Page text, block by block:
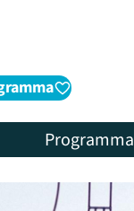
Programma